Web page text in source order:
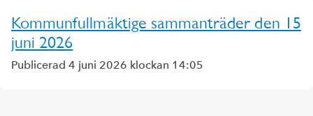
Kommunfullmäktige sammanträder den 15
juni 2026
Publicerad 4 juni 2026 klockan 14:05